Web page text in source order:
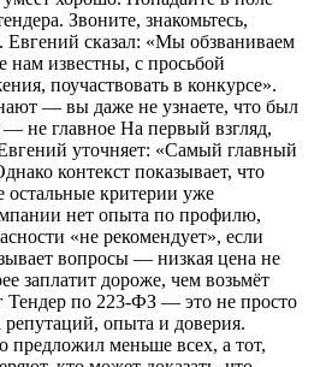
Звоните, знакомьтесь,
Евгений сказал: «Мы обзваниваем
нам известны, с просьбой
поучаствовать в конкурсе».
— вы даже не узнаете, что был
не главное На первый взгляд,
уточняет: «Самый главный
контекст показывает, что
остальные критерии уже
нет опыта по профилю,
«не рекомендует», если
вопросы — низкая цена не
заплатит дороже, чем возьмёт
Тендер по 223-ФЗ — это не просто
опыта и доверия.
предложил меньше всех, а тот,